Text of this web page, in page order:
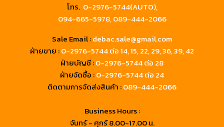
โทร. 0-2976-5744(AUTO),
094-665-5978,089-444-2066
Sale Email :debac.sale@gmail.com
ฝ่ายขาย :0-2976-5744ต่อ 14, 15, 22, 29, 36, 39, 42
ฝ่ายบัญชี :0-2976-5744 ต่อ 28
ฝ่ายจัดซื้อ :0-2976-5744 ต่อ 24
ติดตามการจัดส่งสินค้า :089-444-2066
Business Hours :
จันทร์ - ศุกร์ 8.00-17.00 น.